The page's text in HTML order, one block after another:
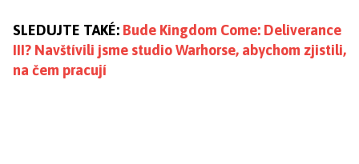
SLEDUJTE TAKÉ: Bude Kingdom Come: Deliverance
III? Navštívili jsme studio Warhorse, abychom zjistili,
na čem pracují